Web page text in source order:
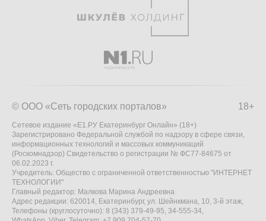
18+
© ООО «Сеть городских порталов»
Сетевое издание «Е1.РУ Екатеринбург Онлайн» (18+)
Зарегистрировано Федеральной службой по надзору в сфере связи,
информационных технологий и массовых коммуникаций
(Роскомнадзор) Свидетельство о регистрации № ФС77-84675 от
06.02.2023 г.
Учредитель: Общество с ограниченной ответственностью "ИНТЕРНЕТ
ТЕХНОЛОГИИ"
Главный редактор: Малкова Марина Андреевна
Адрес редакции: 620014, Екатеринбург, ул. Шейнкмана, 10, 3-й этаж,
Телефоны (круглосуточно): 8 (343) 379-49-95, 34-555-34,